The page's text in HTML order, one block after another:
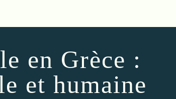
en Grèce :
et humaine